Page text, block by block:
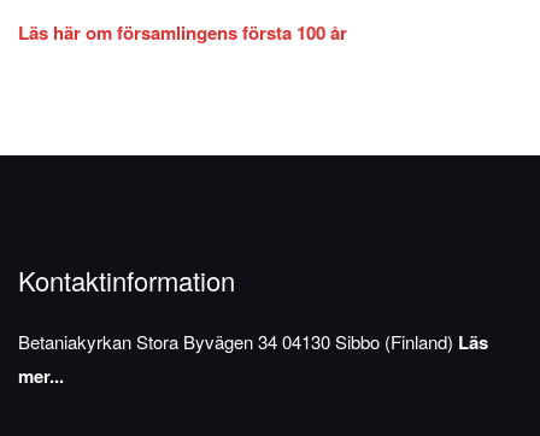
Läs här om församlingens första 100 år
Kontaktinformation
BetaniakyrkanStora Byvägen 3404130 Sibbo (Finland) Läs
mer...